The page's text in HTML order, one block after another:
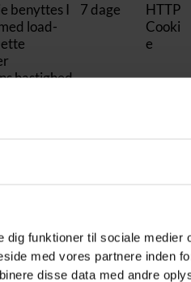
funktioner til sociale medier
med vores partnere inden
disse data med andre
benyttes I
load-
hastighed
7 dage
HTTP
Cooki
e
aktuelle
1 år
HTTP
nt
HTM
L-
lager